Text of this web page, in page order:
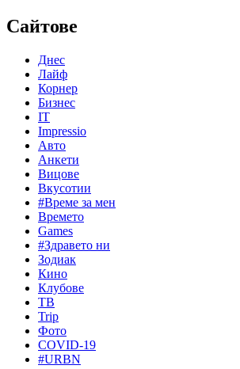
Сайтове
Днес
Лайф
Корнер
Бизнес
IT
Impressio
Авто
Анкети
Вицове
Вкусотии
#Време за мен
Времето
Games
#Здравето ни
Зодиак
Кино
Клубове
ТВ
Trip
Фото
COVID-19
#URBN